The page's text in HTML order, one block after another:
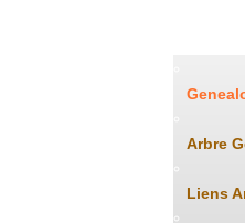
Arbre
Liens